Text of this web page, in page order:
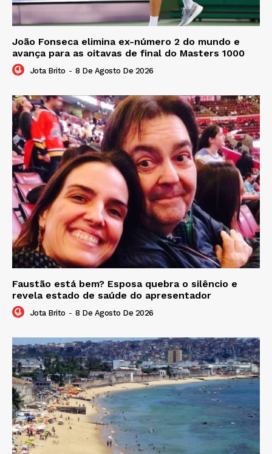
João Fonseca elimina ex-número 2 do mundo e
avança para as oitavas de final do Masters 1000
Jota Brito - 8 De Agosto De 2026
Faustão está bem? Esposa quebra o silêncio e
revela estado de saúde do apresentador
Jota Brito - 8 De Agosto De 2026